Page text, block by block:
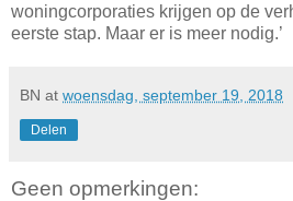
woningcorporaties krijgen op de
eerste stap. Maar er is meer nodig.’
BN at woensdag, september 19, 2018
Delen
Geen opmerkingen: